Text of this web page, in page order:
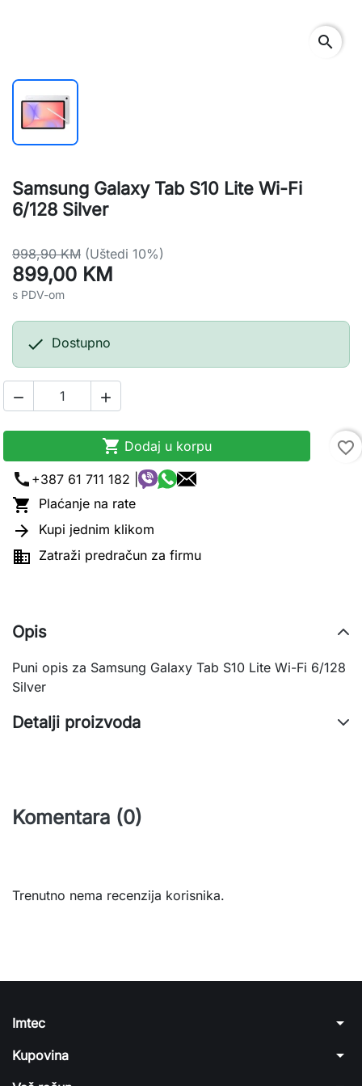
search
Samsung Galaxy Tab S10 Lite Wi-Fi
6/128 Silver
998,90 KM (Uštedi 10%)
899,00 KM
s PDV-om
 Dostupno
 
 Dodaj u korpu
favorite_border
call +387 61 711 182 |
 Plaćanje na rate
 Kupi jednim klikom
 Zatraži predračun za firmu
Opis
Puni opis za Samsung Galaxy Tab S10 Lite Wi-Fi 6/128
Silver
Detalji proizvoda
Komentara (0)
Trenutno nema recenzija korisnika.
Imtec arrow_drop_down
Kupovina arrow_drop_down